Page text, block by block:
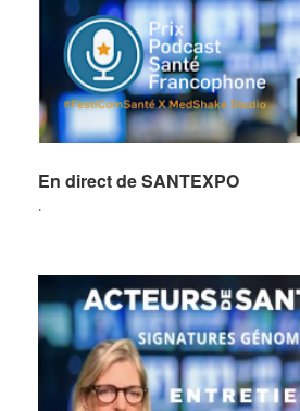
En direct de SANTEXPO
.